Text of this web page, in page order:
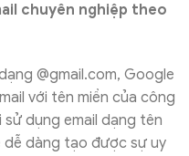
chuyên nghiệp theo
@gmail.com, Google
với tên miền của công
sử dụng email dạng tên
dễ dàng tạo được sự uy